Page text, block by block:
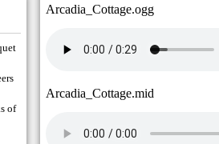
of
Arcadia_Cottage.ogg
Arcadia_Cottage.mid